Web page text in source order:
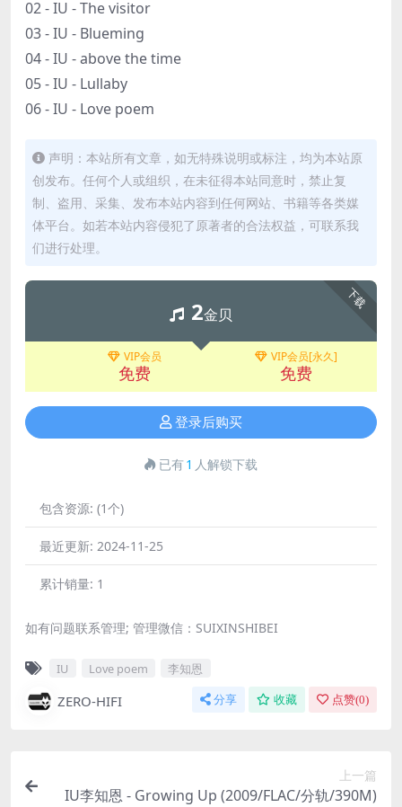
02 - IU - The visitor
03 - IU - Blueming
04 - IU - above the time
05 - IU - Lullaby
06 - IU - Love poem
声明：本站所有文章，如无特殊说明或标注，均为本站原
创发布。任何个人或组织，在未征得本站同意时，禁止复
制、盗用、采集、发布本站内容到任何网站、书籍等各类媒
体平台。如若本站内容侵犯了原著者的合法权益，可联系我
们进行处理。
下载
2金贝
VIP会员
免费
VIP会员[永久]
免费
登录后购买
已有1 人解锁下载
包含资源: (1个)
最近更新: 2024-11-25
累计销量: 1
如有问题联系管理; 管理微信：SUIXINSHIBEI
IU Love poem 李知恩
ZERO-HIFI 分享 收藏 点赞(0)
上一篇
IU李知恩 - Growing Up (2009/FLAC/分轨/390M)